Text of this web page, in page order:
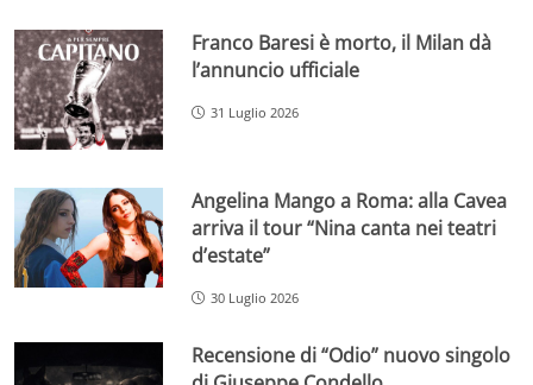
Franco Baresi è morto, il Milan dà
l’annuncio ufficiale
31 Luglio 2026
Angelina Mango a Roma: alla Cavea
arriva il tour “Nina canta nei teatri
d’estate”
30 Luglio 2026
Recensione di “Odio” nuovo singolo